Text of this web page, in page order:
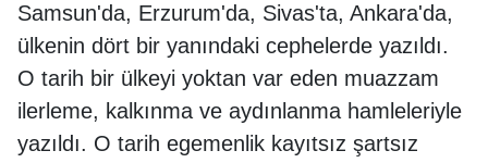
Samsun'da, Erzurum'da, Sivas'ta, Ankara'da,
ülkenin dört bir yanındaki cephelerde yazıldı.
O tarih bir ülkeyi yoktan var eden muazzam
ilerleme, kalkınma ve aydınlanma hamleleriyle
yazıldı. O tarih egemenlik kayıtsız şartsız